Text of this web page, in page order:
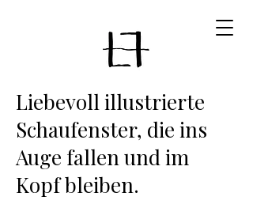
Liebevoll illustrierte
Schaufenster, die ins
Auge fallen und im
Kopf bleiben.